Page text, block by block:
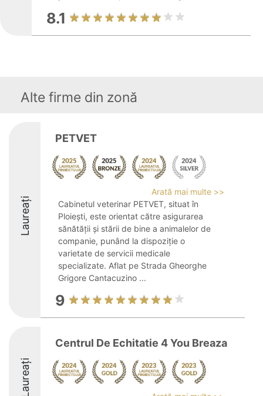
8.1
Alte firme din zonă
Laureați
PETVET
Arată mai multe >>
Cabinetul veterinar PETVET, situat în
Ploiești, este orientat către asigurarea
sănătății și stării de bine a animalelor de
companie, punând la dispoziție o
varietate de servicii medicale
specializate. Aflat pe Strada Gheorghe
Grigore Cantacuzino ...
9
Laureați
Centrul De Echitatie 4 You Breaza